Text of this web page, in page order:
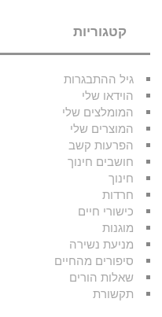
קטגוריות
גיל ההתבגרות
הוידאו שלי
המומלצים שלי
המוצרים שלי
הפרעות קשב
חושבים חינוך
חינוך
חרדות
כישורי חיים
מוגנות
מניעת נשירה
סיפורים מהחיים
שאלות הורים
תקשורת